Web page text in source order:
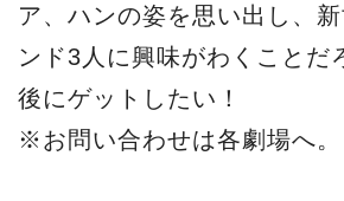
ア、ハンの姿を思い出し、
ンド3人に興味がわくことだ
後にゲットしたい！
※お問い合わせは各劇場へ。